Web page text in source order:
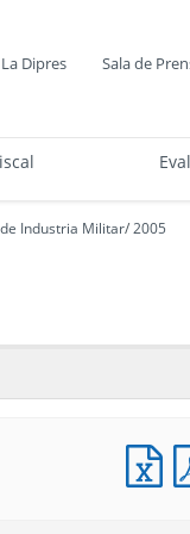
La Dipres Sala de
Industria Militar/2005